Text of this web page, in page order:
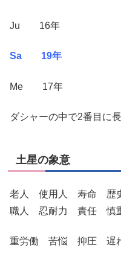
Ju 16年
Sa 19年
Me 17年
ダシャーの中で2番目に
土星の象意
老人 使用人 寿命
職人 忍耐力 責任 慎
重労働 苦悩 抑圧 遅